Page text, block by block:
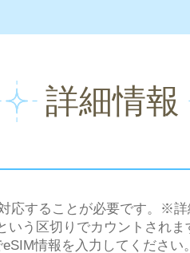
詳細情報
応することが必要です。※詳
う区切りでカウントされま
情報を入力してください。